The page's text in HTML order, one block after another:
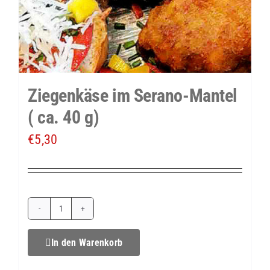
Ziegenkäse im Serano-Mantel
( ca. 40 g)
€5,30
Ziegenkäse
im
In den Warenkorb